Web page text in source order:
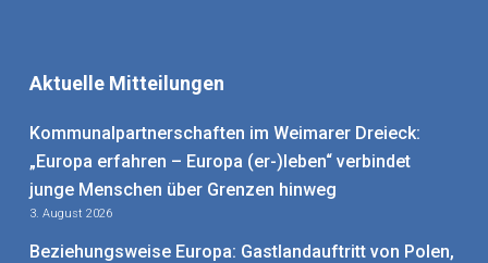
Aktuelle Mitteilungen
Kommunalpartnerschaften im Weimarer Dreieck:
„Europa erfahren – Europa (er-)leben“ verbindet
junge Menschen über Grenzen hinweg
3. August 2026
Beziehungsweise Europa: Gastlandauftritt von Polen,